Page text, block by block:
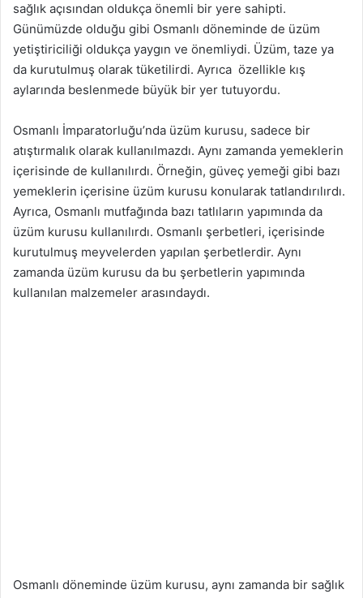
sağlık açısından oldukça önemli bir yere sahipti.
Günümüzde olduğu gibi Osmanlı döneminde de üzüm
yetiştiriciliği oldukça yaygın ve önemliydi. Üzüm, taze ya
da kurutulmuş olarak tüketilirdi. Ayrıca özellikle kış
aylarında beslenmede büyük bir yer tutuyordu.
Osmanlı İmparatorluğu’nda üzüm kurusu, sadece bir
atıştırmalık olarak kullanılmazdı. Aynı zamanda yemeklerin
içerisinde de kullanılırdı. Örneğin, güveç yemeği gibi bazı
yemeklerin içerisine üzüm kurusu konularak tatlandırılırdı.
Ayrıca, Osmanlı mutfağında bazı tatlıların yapımında da
üzüm kurusu kullanılırdı. Osmanlı şerbetleri, içerisinde
kurutulmuş meyvelerden yapılan şerbetlerdir. Aynı
zamanda üzüm kurusu da bu şerbetlerin yapımında
kullanılan malzemeler arasındaydı.
Osmanlı döneminde üzüm kurusu, aynı zamanda bir sağlık